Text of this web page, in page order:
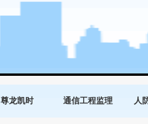
尊龙凯时 通信工程监理 人